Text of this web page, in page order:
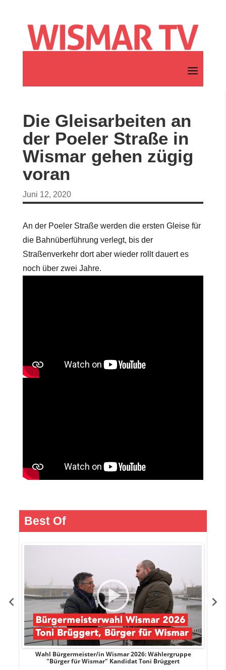
Die Gleisarbeiten an
der Poeler Straße in
Wismar gehen zügig
voran
Juni 12, 2020
An der Poeler Straße werden die ersten Gleise für
die Bahnüberführung verlegt, bis der
Straßenverkehr dort aber wieder rollt dauert es
noch über zwei Jahre.
Best Of
Wahl Bürgermeister/in Wismar 2026: Wählergruppe
"Bürger für Wismar" Kandidat Toni Brüggert